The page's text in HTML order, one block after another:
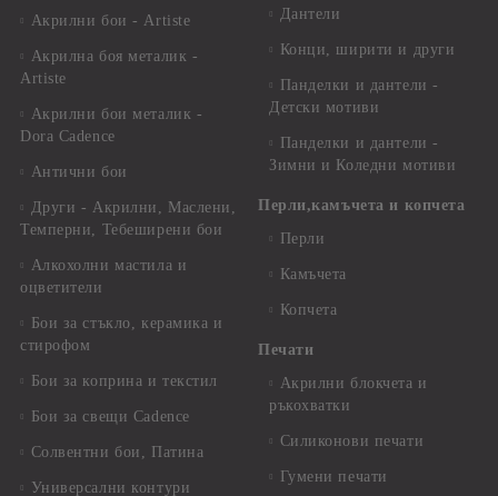
Акрилни бои - Artiste
Акрилна боя металик -
Artiste
Акрилни бои металик -
Dora Cadence
Антични бои
Други - Акрилни, Маслени,
Темперни, Тебеширени бои
Алкохолни мастила и
оцветители
Бои за стъкло, керамика и
стирофом
Бои за коприна и текстил
Бои за свещи Cadence
Солвентни бои, Патина
Универсални контури
Дантели
Конци, ширити и други
Панделки и дантели -
Детски мотиви
Панделки и дантели -
Зимни и Коледни мотиви
Перли,камъчета и копчета
Перли
Камъчета
Копчета
Печати
Акрилни блокчета и
ръкохватки
Силиконови печати
Гумени печати